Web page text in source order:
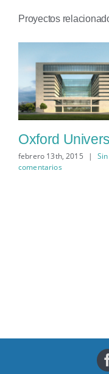
Proyectos
Oxford
febrero 13th, 2015 |
Sin
comentarios